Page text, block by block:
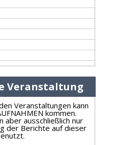
Veranstaltung
Veranstaltungen kann
kommen.
aber ausschließlich nur
der Berichte auf dieser